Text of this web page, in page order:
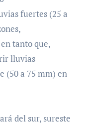
fuertes (25 a
tanto que,
lluvias
(50 a 75 mm) en
del sur, sureste